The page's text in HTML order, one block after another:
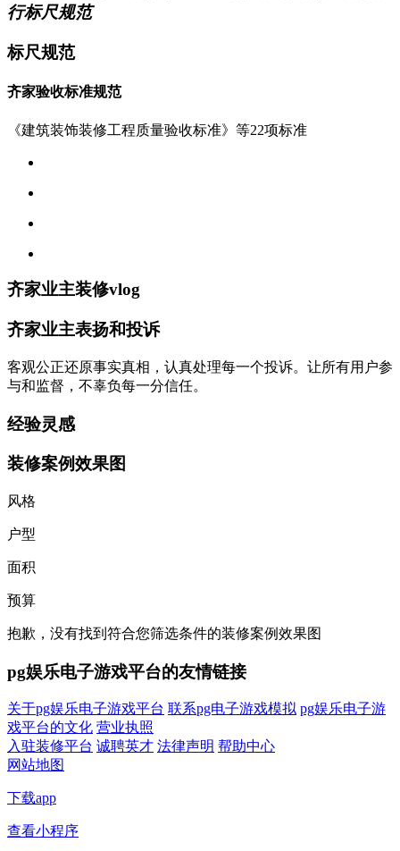
行标尺规范
标尺规范
齐家验收标准规范
《建筑装饰装修工程质量验收标准》等22项标准
齐家业主装修vlog
齐家业主表扬和投诉
客观公正还原事实真相，认真处理每一个投诉。让所有用户参
与和监督，不辜负每一分信任。
经验灵感
装修案例效果图
风格
户型
面积
预算
抱歉，没有找到符合您筛选条件的装修案例效果图
pg娱乐电子游戏平台的友情链接
关于pg娱乐电子游戏平台 联系pg电子游戏模拟 pg娱乐电子游
戏平台的文化 营业执照
入驻装修平台 诚聘英才 法律声明 帮助中心
网站地图
下载app
查看小程序